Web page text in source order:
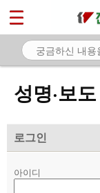
성명·보도
로그인
아이디
마이페이지
소개
- 공지사항
- 성명·보도